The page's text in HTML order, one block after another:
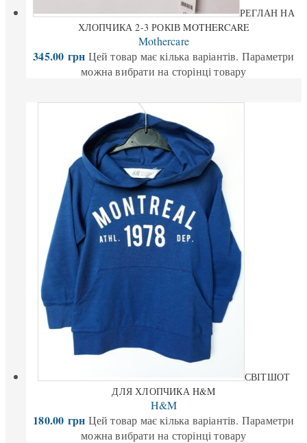
РЕГЛАН НА
ХЛОПЧИКА 2-3 РОКІВ MOTHERCARE
Mothercare
345.00 грн Цей товар має кілька варіантів. Параметри
можна вибрати на сторінці товару
СВІТШОТ
ДЛЯ ХЛОПЧИКА H&M
H&M
180.00 грн Цей товар має кілька варіантів. Параметри
можна вибрати на сторінці товару